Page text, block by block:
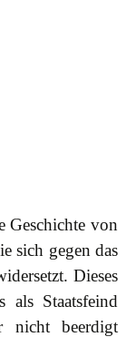
Geschichte von
sich gegen das
Dieses
als Staatsfeind
nicht beerdigt